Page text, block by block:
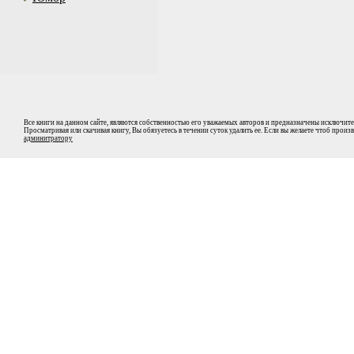
Все книги на данном сайте, являются собственностью его уважаемых авторов и предназначены
Просматривая или скачивая книгу, Вы обязуетесь в течении суток удалить ее. Если вы желаете чтоб
админитратору